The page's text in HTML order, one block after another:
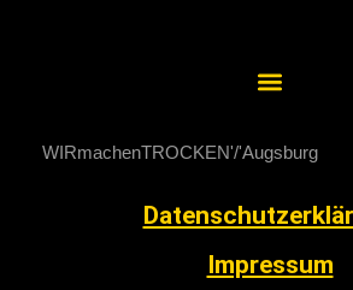
WIRmachenTROCKEN Augsburg
Impressum